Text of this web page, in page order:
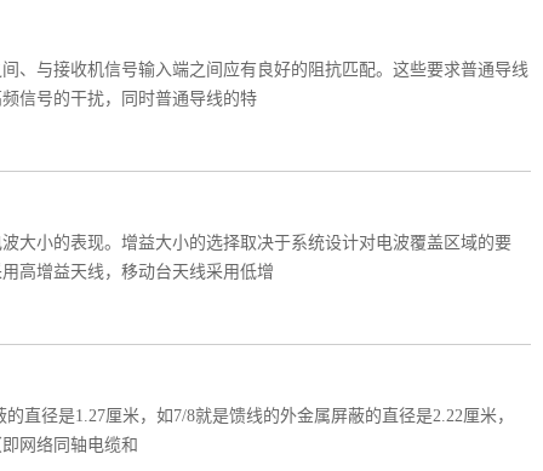
、与接收机信号输入端之间应有良好的阻抗匹配。这些要求普通导线
信号的干扰，同时普通导线的特
大小的表现。增益大小的选择取决于系统设计对电波覆盖区域的要
高增益天线，移动台天线采用低增
直径是1.27厘米，如7/8就是馈线的外金属屏蔽的直径是2.22厘米，
网络同轴电缆和